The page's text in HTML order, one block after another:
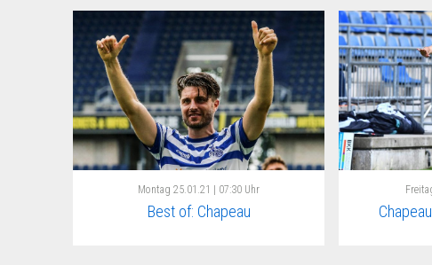
Montag 25.01.21 | 07:30 Uhr
Best of: Chapeau